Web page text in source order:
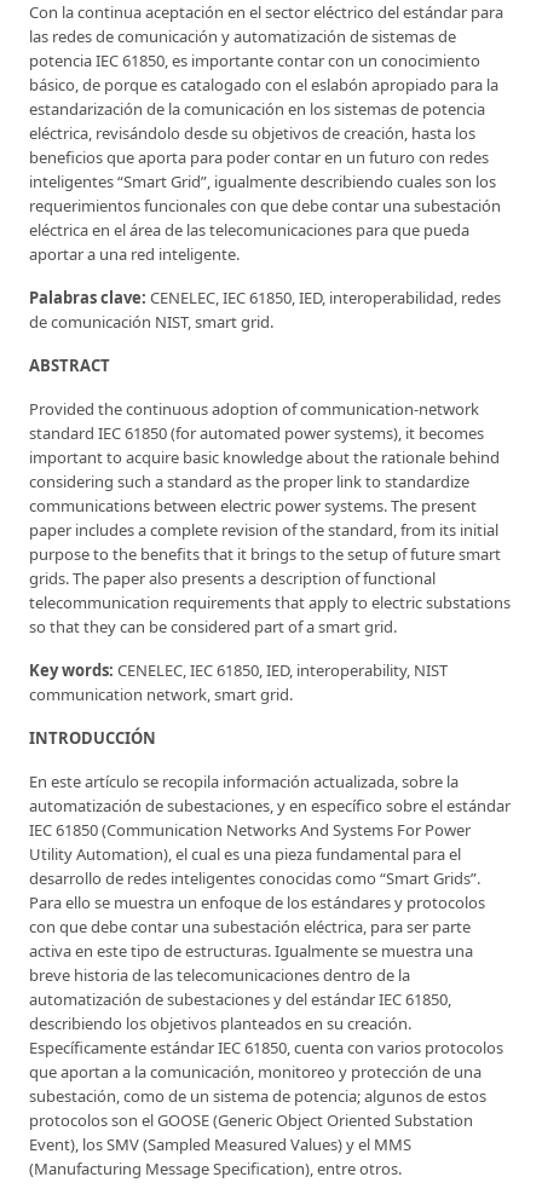
Con la continua aceptación en el sector eléctrico del estándar para
las redes de comunicación y automatización de sistemas de
potencia IEC 61850, es importante contar con un conocimiento
básico, de porque es catalogado con el eslabón apropiado para la
estandarización de la comunicación en los sistemas de potencia
eléctrica, revisándolo desde su objetivos de creación, hasta los
beneficios que aporta para poder contar en un futuro con redes
inteligentes “Smart Grid”, igualmente describiendo cuales son los
requerimientos funcionales con que debe contar una subestación
eléctrica en el área de las telecomunicaciones para que pueda
aportar a una red inteligente.
Palabras clave: CENELEC, IEC 61850, IED, interoperabilidad, redes
de comunicación NIST, smart grid.
ABSTRACT
Provided the continuous adoption of communication-network
standard IEC 61850 (for automated power systems), it becomes
important to acquire basic knowledge about the rationale behind
considering such a standard as the proper link to standardize
communications between electric power systems. The present
paper includes a complete revision of the standard, from its initial
purpose to the benefits that it brings to the setup of future smart
grids. The paper also presents a description of functional
telecommunication requirements that apply to electric substations
so that they can be considered part of a smart grid.
Key words: CENELEC, IEC 61850, IED, interoperability, NIST
communication network, smart grid.
INTRODUCCIÓN
En este artículo se recopila información actualizada, sobre la
automatización de subestaciones, y en específico sobre el estándar
IEC 61850 (Communication Networks And Systems For Power
Utility Automation), el cual es una pieza fundamental para el
desarrollo de redes inteligentes conocidas como “Smart Grids”.
Para ello se muestra un enfoque de los estándares y protocolos
con que debe contar una subestación eléctrica, para ser parte
activa en este tipo de estructuras. Igualmente se muestra una
breve historia de las telecomunicaciones dentro de la
automatización de subestaciones y del estándar IEC 61850,
describiendo los objetivos planteados en su creación.
Específicamente estándar IEC 61850, cuenta con varios protocolos
que aportan a la comunicación, monitoreo y protección de una
subestación, como de un sistema de potencia; algunos de estos
protocolos son el GOOSE (Generic Object Oriented Substation
Event), los SMV (Sampled Measured Values) y el MMS
(Manufacturing Message Specification), entre otros.